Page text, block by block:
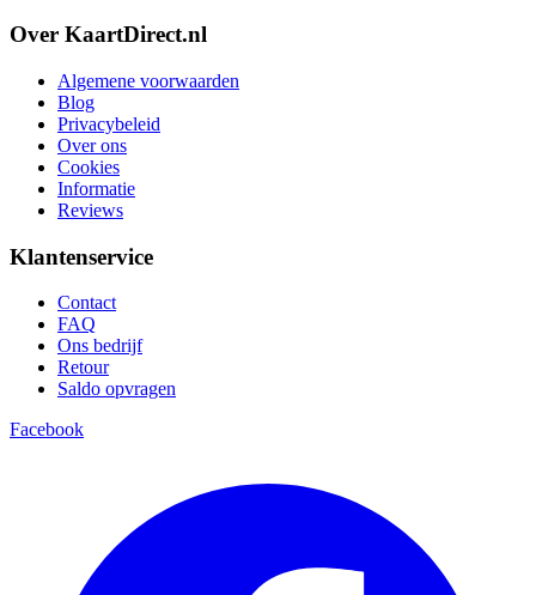
Over KaartDirect.nl
Algemene voorwaarden
Blog
Privacybeleid
Over ons
Cookies
Informatie
Reviews
Klantenservice
Contact
FAQ
Ons bedrijf
Retour
Saldo opvragen
Facebook